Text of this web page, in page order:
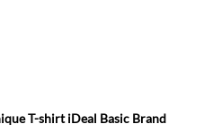
T-shirt iDeal Basic Brand